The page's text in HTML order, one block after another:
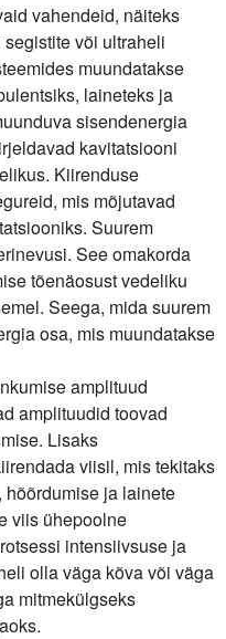
vahendeid, näiteks
või ultraheli
muundatakse
laineteks ja
sisendenergia
kavitatsiooni
Kiirenduse
mis mõjutavad
Suurem
See omakorda
tõenäosust vedeliku
Seega, mida suurem
osa, mis muundatakse
amplituud
amplituudid toovad
Lisaks
viisil, mis tekitaks
ja lainete
viis ühepoolne
intensiivsuse ja
olla väga kõva või väga
mitmekülgseks